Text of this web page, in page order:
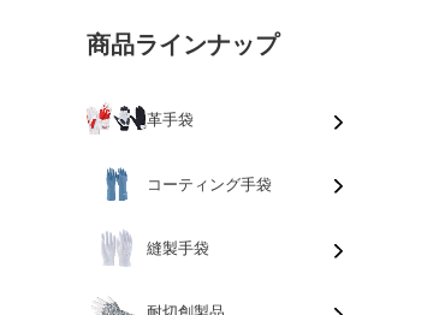
商品ラインナップ
革手袋
コーティング手袋
縫製手袋